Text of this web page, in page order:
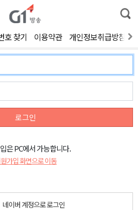
통
합
색
호 찾기 이용약관 개인정보취급방침
로그인
은 PC에서 가능합니다.
가입 화면으로 이동
네이버 계정으로 로그인